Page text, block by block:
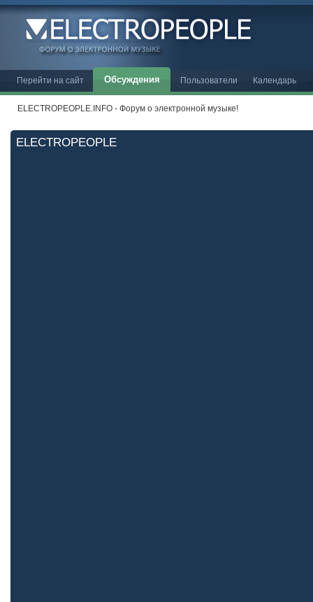
Перейти на сайт Обсуждения Пользователи Календарь
ELECTROPEOPLE.INFO - Форум о электронной музыке!
ELECTROPEOPLE